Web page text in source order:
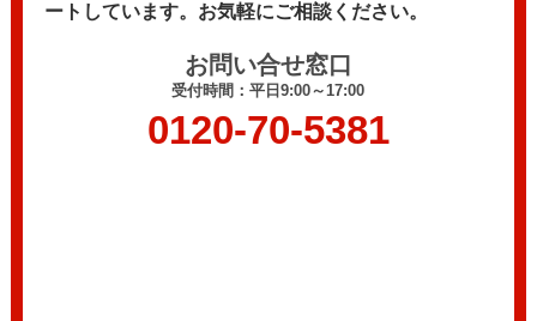
ートしています。 お気軽にご相談ください。
お問い合せ窓口
受付時間：平日9:00～17:00
0120-70-5381